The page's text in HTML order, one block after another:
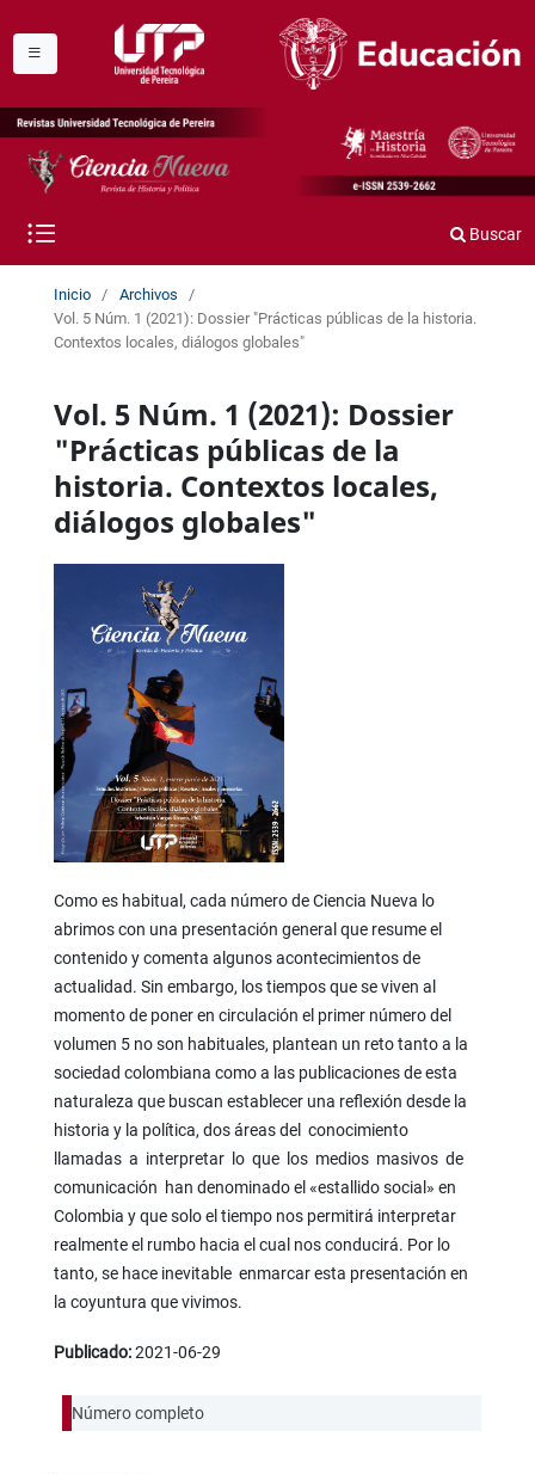
Buscar
Inicio / Archivos
/
Vol. 5 Núm. 1 (2021): Dossier "Prácticas públicas de la historia.
Contextos locales, diálogos globales"
Vol. 5 Núm. 1 (2021): Dossier
"Prácticas públicas de la
historia. Contextos locales,
diálogos globales"
Como es habitual, cada número de Ciencia Nueva lo
abrimos con una presentación general que resume el
contenido y comenta algunos acontecimientos de
actualidad. Sin embargo, los tiempos que se viven al
momento de poner en circulación el primer número del
volumen 5 no son habituales, plantean un reto tanto a la
sociedad colombiana como a las publicaciones de esta
naturaleza que buscan establecer una reflexión desde la
historia y la política, dos áreas del conocimiento
llamadas a interpretar lo que los medios masivos de
comunicación han denominado el «estallido social» en
Colombia y que solo el tiempo nos permitirá interpretar
realmente el rumbo hacia el cual nos conducirá. Por lo
tanto, se hace inevitable enmarcar esta presentación en
la coyuntura que vivimos.
Publicado:2021-06-29
Número completo